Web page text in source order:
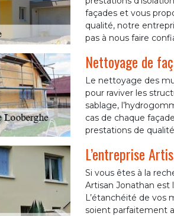
façades et vous
qualité, notre
pas à nous faire
Nettoyage de
Le nettoyage des
pour raviver les
sablage,
cas de chaque
prestations de
L’entreprise
Si vous êtes à la
Artisan Jonathan
L’étanchéité de
soient parfaitement